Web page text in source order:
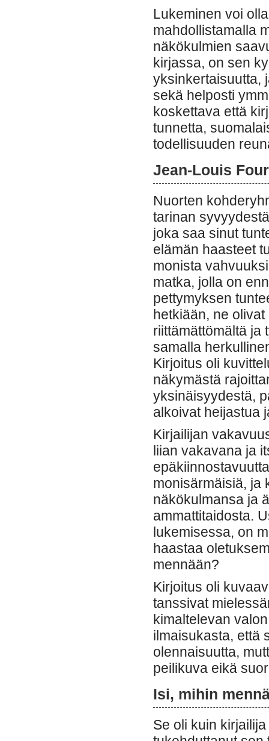
Lukeminen voi
mahdollistamalla
näkökulmien
kirjassa, on sen
yksinkertaisuutta,
sekä helposti
koskettava että
tunnetta,
todellisuuden
Jean-Louis
Nuorten
tarinan
joka saa sinut
elämän haasteet
monista
matka, jolla on
pettymyksen
hetkiään, ne
riittämättömältä ja
samalla
Kirjoitus oli
näkymästä
yksinäisyydestä,
alkoivat heijastua
Kirjailijan
liian vakavana ja
monisärmäisiä, ja
näkökulmansa ja
ammattitaidosta.
lukemisessa, on
haastaa
mennään?
Kirjoitus oli
tanssivat
kimaltelevan
ilmaisukasta, että
olennaisuutta,
peilikuva eikä
Isi, mihin
Se oli kuin